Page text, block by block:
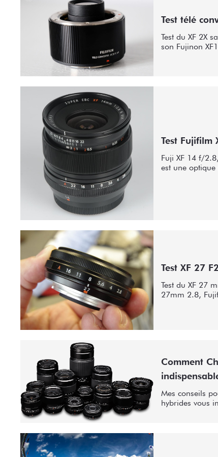
Test télé
Test du XF 2X
son Fujinon
Test Fujifilm
Fuji XF 14 f/
est une
Test XF 27
Test du XF 27
27mm 2.8,
Comment
Mes conseils
hybrides vous